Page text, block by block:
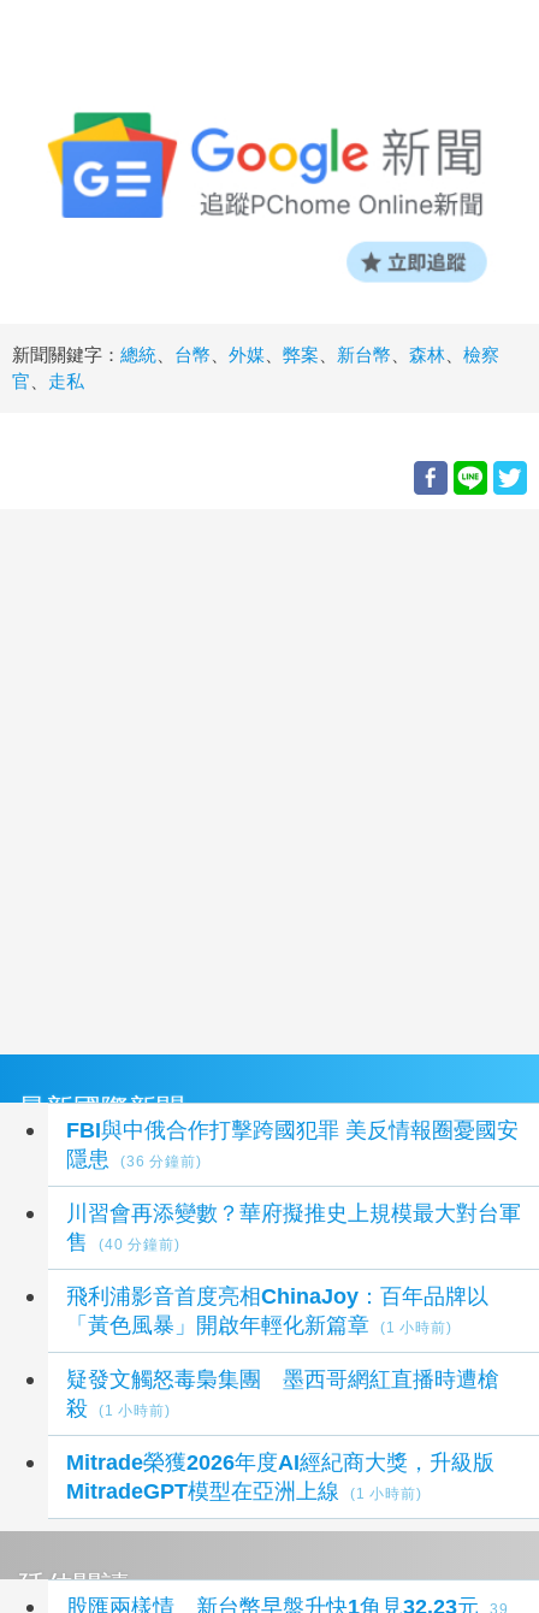
新聞關鍵字： 總統 台幣 外媒 弊案 新台幣 森林
檢察
官
走私
最新國際新聞
FBI與中俄合作打擊跨國犯罪 美反情報圈憂國安
隱患
(36 分鐘前)
川習會再添變數？華府擬推史上規模最大對台軍
售
(40 分鐘前)
飛利浦影音首度亮相ChinaJoy：百年品牌以
「黃色風暴」開啟年輕化新篇章
(1 小時前)
疑發文觸怒毒梟集團 墨西哥網紅直播時遭槍
殺
(1 小時前)
Mitrade榮獲2026年度AI經紀商大獎，升級版
MitradeGPT模型在亞洲上線
(1 小時前)
延伸閱讀
股匯兩樣情 新台幣早盤升快1角見32.23元 39